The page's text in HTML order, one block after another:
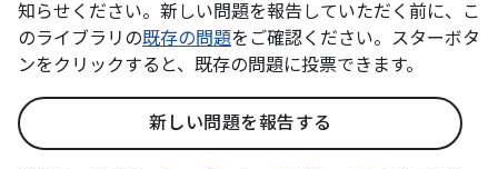
知らせください。新しい問題を報告していただく前に、こ
のライブラリの既存の問題をご確認ください。スターボタ
ンをクリックすると、既存の問題に投票できます。
新しい問題を報告する